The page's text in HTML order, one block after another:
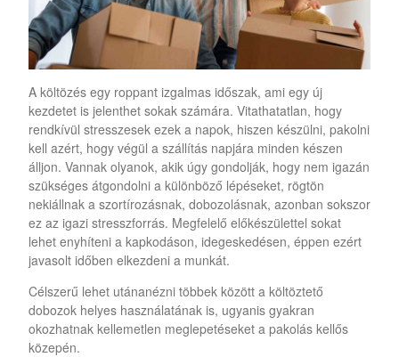
A költözés egy roppant izgalmas időszak, ami egy új
kezdetet is jelenthet sokak számára. Vitathatatlan, hogy
rendkívül stresszesek ezek a napok, hiszen készülni, pakolni
kell azért, hogy végül a szállítás napjára minden készen
álljon. Vannak olyanok, akik úgy gondolják, hogy nem igazán
szükséges átgondolni a különböző lépéseket, rögtön
nekiállnak a szortírozásnak, dobozolásnak, azonban sokszor
ez az igazi stresszforrás. Megfelelő előkészülettel sokat
lehet enyhíteni a kapkodáson, idegeskedésen, éppen ezért
javasolt időben elkezdeni a munkát.
Célszerű lehet utánanézni többek között a költöztető
dobozok helyes használatának is, ugyanis gyakran
okozhatnak kellemetlen meglepetéseket a pakolás kellős
közepén.